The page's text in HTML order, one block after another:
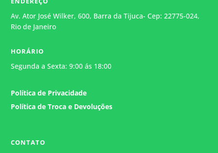
Av. Ator José Wilker, 600, Barra da Tijuca- Cep: 22775-024,
Rio de Janeiro
HORÁRIO
Segunda a Sexta: 9:00 ás 18:00
Política de Privacidade
Política de Troca e Devoluções
CONTATO